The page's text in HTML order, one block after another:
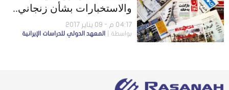
والاستخبارات بشأن زنجاني..
وشائعات حول خلاف ظريف
وعراقجي
04:17 م - 09 يناير 2017
بواسطة المعهد الدولي للدراسات الإيرانية